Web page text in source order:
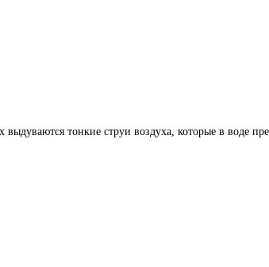
выдуваются тонкие струи воздуха, которые в воде